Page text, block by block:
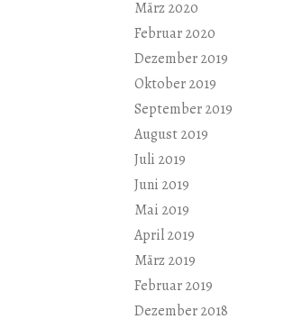
März 2020
Februar 2020
Dezember 2019
Oktober 2019
September 2019
August 2019
Juli 2019
Juni 2019
Mai 2019
April 2019
März 2019
Februar 2019
Dezember 2018